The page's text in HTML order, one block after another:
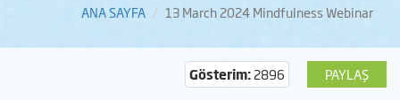
ANA SAYFA 13 March 2024 Mindfulness Webinar
PAYLAŞ
Gösterim:2896